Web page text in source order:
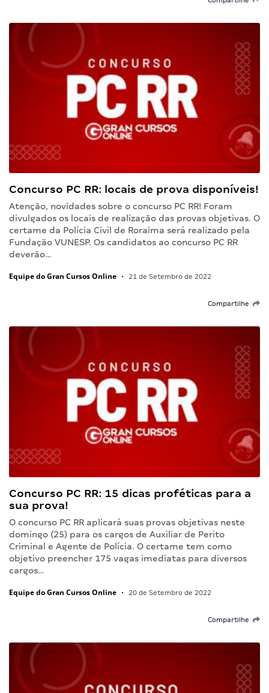
Concurso PC RR: locais de prova disponíveis!
Atenção, novidades sobre o concurso PC RR! Foram
divulgados os locais de realização das provas objetivas. O
certame da Polícia Civil de Roraima será realizado pela
Fundação VUNESP. Os candidatos ao concurso PC RR
deverão…
Equipe do Gran Cursos Online • 21 de Setembro de 2022
Compartilhe
Concurso PC RR: 15 dicas proféticas para a
sua prova!
O concurso PC RR aplicará suas provas objetivas neste
domingo (25) para os cargos de Auxiliar de Perito
Criminal e Agente de Polícia. O certame tem como
objetivo preencher 175 vagas imediatas para diversos
cargos…
Equipe do Gran Cursos Online • 20 de Setembro de 2022
Compartilhe